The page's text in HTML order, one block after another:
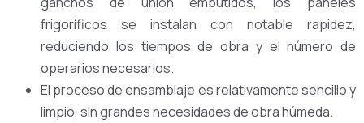
frigoríficos se instalan con notable rapidez,
reduciendo los tiempos de obra y el número de
operarios necesarios.
El proceso de ensamblaje es relativamente sencillo y
limpio, sin grandes necesidades de obra húmeda.